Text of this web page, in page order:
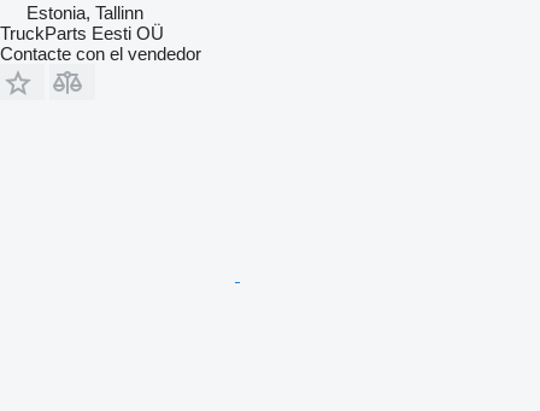
Estonia, Tallinn
TruckParts Eesti OÜ
Contacte con el vendedor